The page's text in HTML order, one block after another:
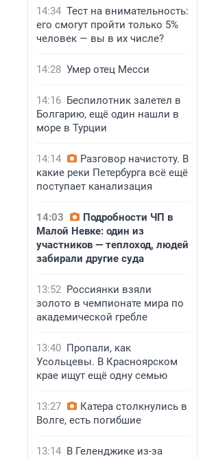
14:34 Тест на внимательность:
его смогут пройти только 5%
человек — вы в их числе?
14:28 Умер отец Месси
14:16 Беспилотник залетел в
Болгарию, ещё один нашли в
море в Турции
14:14
Разговор начистоту. В
какие реки Петербурга всё ещё
поступает канализация
14:03
Подробности ЧП в
Малой Невке: один из
участников — теплоход, людей
забирали другие суда
13:52 Россиянки взяли
золото в чемпионате мира по
академической гребле
13:40 Пропали, как
Усольцевы. В Красноярском
крае ищут ещё одну семью
13:27
Катера столкнулись в
Волге, есть погибшие
13:14 В Геленджике из-за